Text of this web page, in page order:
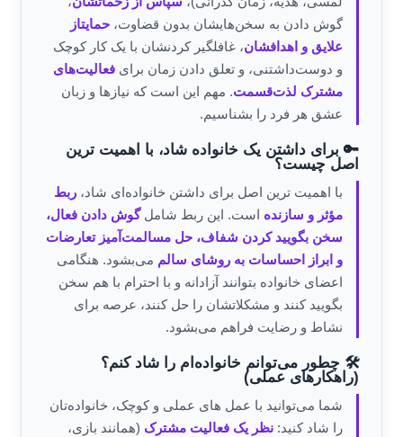
گوش دادن به سخن‌هایشان بدون قضاوت، حمایتاز
علایق و اهدافشان، غافلگیر کردنشان با یک کار کوچک
و دوست‌داشتنی، و تعلق دادن زمان برای فعالیت‌های
مشترک لذت‌قسمت. مهم این است که نیازها و زبان
عشق هر فرد را بشناسیم.
🔑 برای داشتن یک خانواده شاد، با اهمیت ترین
اصل چیست؟
با اهمیت ترین اصل برای داشتن خانواده‌ای شاد، ربط
مؤثر و سازنده است. این ربط شاملگوش دادن فعال،
سخن بگویید کردن شفاف، حل مسالمت‌آمیز تعارضات
و ابراز احساسات به روشای سالم می‌بشود. هنگامی
اعضای خانواده بتوانند آزادانه و با احترام با هم سخن
بگویید کنند و مشکلاتشان را حل کنند، عرصه برای
نشاط و رضایت فراهم می‌بشود.
🛠️ چطور می‌توانم خانواده‌ام را شاد کنم؟
(راهکارهای عملی)
شما می‌توانید با عمل های عملی و کوچک، خانواده‌تان
را شاد کنید: نظر یک فعالیت مشترک (همانند بازی،